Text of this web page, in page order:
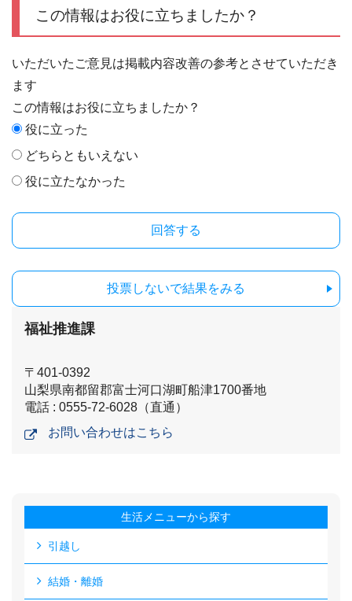
この情報はお役に立ちましたか？
いただいたご意見は掲載内容改善の参考とさせていただき
ます
この情報はお役に立ちましたか？
役に立った
どちらともいえない
役に立たなかった
投票しないで結果をみる
福祉推進課
〒401-0392
山梨県南都留郡富士河口湖町船津1700番地
電話 : 0555-72-6028（直通）
お問い合わせはこちら
生活メニューから探す
引越し
結婚・離婚